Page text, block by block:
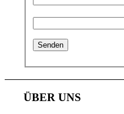
ÜBER UNS